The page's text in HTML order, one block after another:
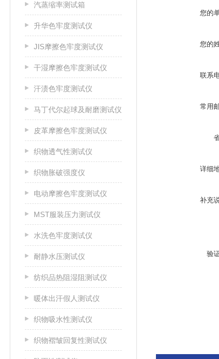
汽蒸缩率测试箱
升华色牢度测试仪
JIS摩擦色牢度测试仪
干湿摩擦色牢度测试仪
汗渍色牢度测试仪
马丁代尔起球及耐磨测试仪
皮革摩擦色牢度测试仪
织物透气性测试仪
织物胀破强度仪
电动摩擦色牢度测试仪
MST服装压力测试仪
水洗色牢度测试仪
耐静水压测试仪
纺织品热阻湿阻测试仪
暖体出汗假人测试仪
织物吸水性测试仪
织物褶皱回复性测试仪
您的
您的
联系
常用
详细
补充
验